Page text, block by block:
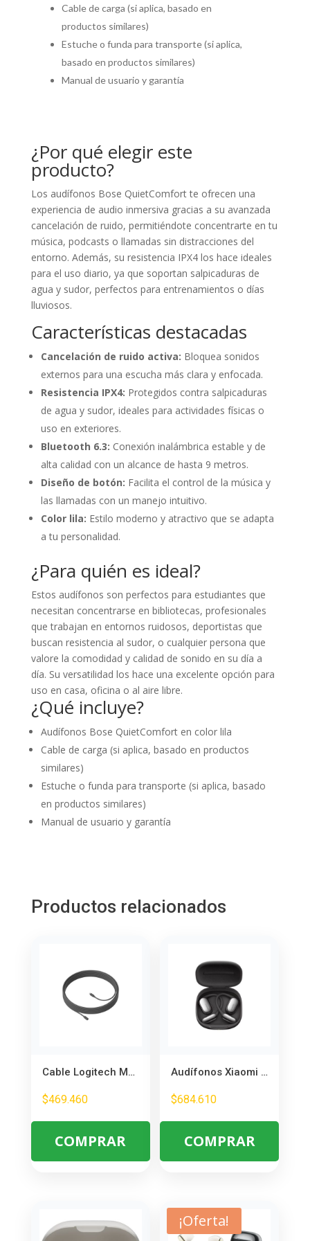
Cable de carga (si aplica, basado en
productos similares)
Estuche o funda para transporte (si aplica,
basado en productos similares)
Manual de usuario y garantía
¿Por qué elegir este
producto?
Los audífonos Bose QuietComfort te ofrecen una
experiencia de audio inmersiva gracias a su avanzada
cancelación de ruido, permitiéndote concentrarte en tu
música, podcasts o llamadas sin distracciones del
entorno. Además, su resistencia IPX4 los hace ideales
para el uso diario, ya que soportan salpicaduras de
agua y sudor, perfectos para entrenamientos o días
lluviosos.
Características destacadas
Cancelación de ruido activa: Bloquea sonidos
externos para una escucha más clara y enfocada.
Resistencia IPX4: Protegidos contra salpicaduras
de agua y sudor, ideales para actividades físicas o
uso en exteriores.
Bluetooth 6.3: Conexión inalámbrica estable y de
alta calidad con un alcance de hasta 9 metros.
Diseño de botón: Facilita el control de la música y
las llamadas con un manejo intuitivo.
Color lila: Estilo moderno y atractivo que se adapta
a tu personalidad.
¿Para quién es ideal?
Estos audífonos son perfectos para estudiantes que
necesitan concentrarse en bibliotecas, profesionales
que trabajan en entornos ruidosos, deportistas que
buscan resistencia al sudor, o cualquier persona que
valore la comodidad y calidad de sonido en su día a
día. Su versatilidad los hace una excelente opción para
uso en casa, oficina o al aire libre.
¿Qué incluye?
Audífonos Bose QuietComfort en color lila
Cable de carga (si aplica, basado en productos
similares)
Estuche o funda para transporte (si aplica, basado
en productos similares)
Manual de usuario y garantía
Productos relacionados
Cable Logitech MeetUp 10m – Extensión para Micrófono y Cámara
$469.460
COMPRAR
Audífonos Xiaomi OpenWear Stereo Pro Graphite Black – Sonido Abierto y Cómodo
$684.610
COMPRAR
¡Oferta!